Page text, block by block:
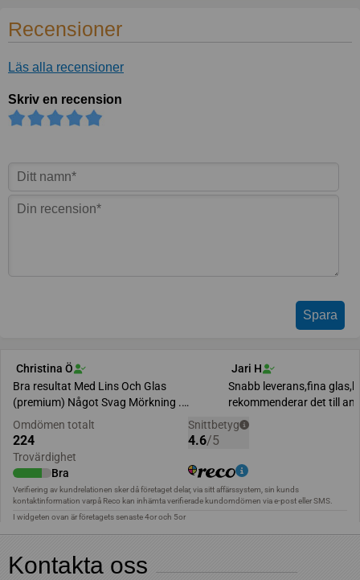
Recensioner
Läs alla recensioner
Skriv en recension
Kontakta oss